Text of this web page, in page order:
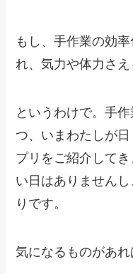
もし、手作業の効
れ、気力や体力さえ
というわけで。手
つ、いまわたしが
プリをご紹介して
い日はありません
りです。
気になるものがあれ